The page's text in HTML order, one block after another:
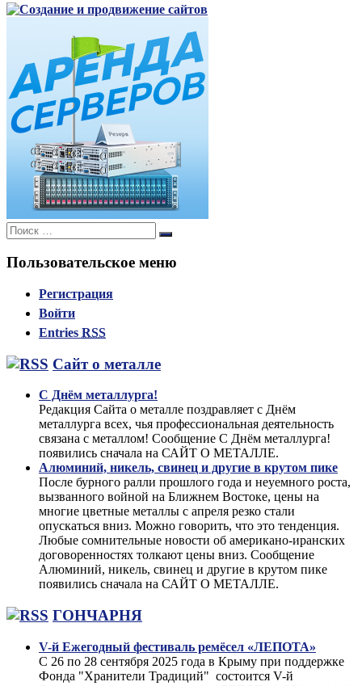
Поиск:
Поиск
Пользовательское меню
Регистрация
Войти
Entries RSS
Сайт о металле
С Днём металлурга!
Редакция Сайта о металле поздравляет с Днём
металлурга всех, чья профессиональная деятельность
связана с металлом! Сообщение С Днём металлурга!
появились сначала на САЙТ О МЕТАЛЛЕ.
Алюминий, никель, свинец и другие в крутом пике
После бурного ралли прошлого года и неуемного роста,
вызванного войной на Ближнем Востоке, цены на
многие цветные металлы с апреля резко стали
опускаться вниз. Можно говорить, что это тенденция.
Любые сомнительные новости об американо-иранских
договоренностях толкают цены вниз. Сообщение
Алюминий, никель, свинец и другие в крутом пике
появились сначала на САЙТ О МЕТАЛЛЕ.
ГОНЧАРНЯ
V-й Ежегодный фестиваль ремёсел «ЛЕПОТА»
С 26 по 28 сентября 2025 года в Крыму при поддержке
Фонда "Хранители Традиций" состоится V-й